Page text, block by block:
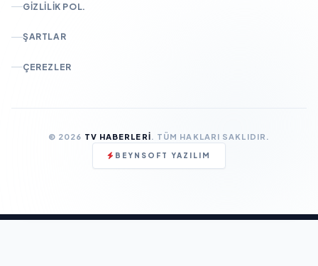
GIZLILIK POL.
ŞARTLAR
ÇEREZLER
© 2026 TV HABERLERI. TÜM HAKLARI SAKLIDIR.
BEYNSOFT YAZILIM